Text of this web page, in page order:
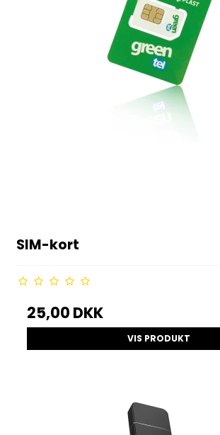
SIM-kort
25,00 DKK
VIS PRODUKT